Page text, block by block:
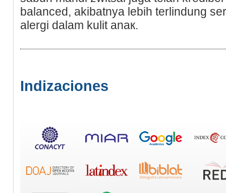
balanced, akibatnya lebih terlindung
alergi dalam kulit anaк.
Indizaciones